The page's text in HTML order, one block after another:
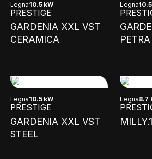
Legna10.5 kW
PRESTIGE
GARDENIA XXL VST
CERAMICA
Legna
PETRA
Legna10.5 kW
PRESTIGE
GARDENIA XXL VST
STEEL
Legna8.7